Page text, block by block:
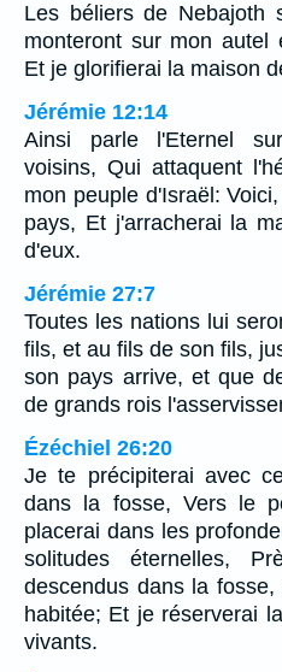
Les béliers de Nebajoth
monteront sur mon autel
Et je glorifierai la maison
Jérémie 12:14
Ainsi parle l'Eternel
voisins, Qui attaquent
mon peuple d'Israël:
pays, Et j'arracherai la
d'eux.
Jérémie 27:7
Toutes les nations lui
fils, et au fils de son fils,
son pays arrive, et que
de grands rois
Ézéchiel 26:20
Je te précipiterai avec
dans la fosse, Vers le
placerai dans les
solitudes éternelles,
descendus dans la
habitée; Et je réserverai
vivants.